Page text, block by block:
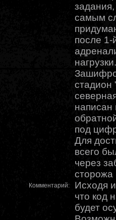
Комментарий:
самым
после 1-
нагрузки.
стадион
написан
под
Для
всего
через
сторожа
Исходя
что код
будет